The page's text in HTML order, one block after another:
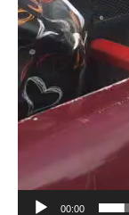
00:00